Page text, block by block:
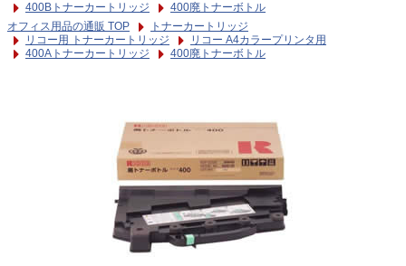
400Bトナーカートリッジ
400廃トナーボトル
オフィス用品の通販 TOP
トナーカートリッジ
リコー用 トナーカートリッジ
リコー A4カラープリンタ用
400Aトナーカートリッジ
400廃トナーボトル